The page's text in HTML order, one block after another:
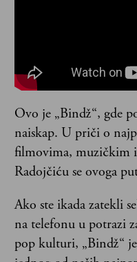
Ovo je „Bindž“, gde
naiskap. U priči o
filmovima, muzičkim
Radojčiću se ovoga
Ako ste ikada zatekli
na telefonu u potrazi
pop kulturi, „Bindž“